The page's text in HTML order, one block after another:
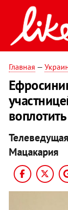
Главная —
Мацакария